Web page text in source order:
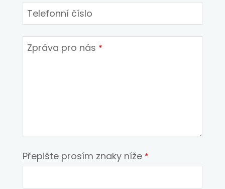
Telefonní číslo
Zpráva pro nás *
Přepište prosím znaky níže *